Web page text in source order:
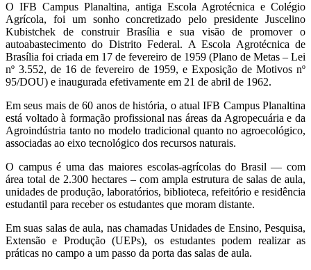
O IFB Campus Planaltina, antiga Escola Agrotécnica e Colégio
Agrícola, foi um sonho concretizado pelo presidente Juscelino
Kubistchek de construir Brasília e sua visão de promover o
autoabastecimento do Distrito Federal. A Escola Agrotécnica de
Brasília foi criada em 17 de fevereiro de 1959 (Plano de Metas – Lei
nº 3.552, de 16 de fevereiro de 1959, e Exposição de Motivos nº
95/DOU) e inaugurada efetivamente em 21 de abril de 1962.
Em seus mais de 60 anos de história, o atual IFB Campus Planaltina
está voltado à formação profissional nas áreas da Agropecuária e da
Agroindústria tanto no modelo tradicional quanto no agroecológico,
associadas ao eixo tecnológico dos recursos naturais.
O campus é uma das maiores escolas-agrícolas do Brasil — com
área total de 2.300 hectares – com ampla estrutura de salas de aula,
unidades de produção, laboratórios, biblioteca, refeitório e residência
estudantil para receber os estudantes que moram distante.
Em suas salas de aula, nas chamadas Unidades de Ensino, Pesquisa,
Extensão e Produção (UEPs), os estudantes podem realizar as
práticas no campo a um passo da porta das salas de aula.